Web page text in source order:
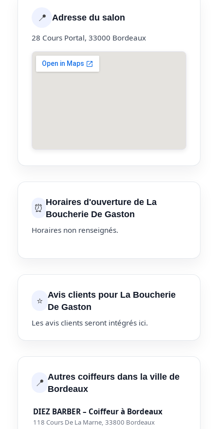
📍 Adresse du salon
28 Cours Portal, 33000 Bordeaux
⏰ Horaires d'ouverture de La
Boucherie De Gaston
Horaires non renseignés.
⭐ Avis clients pour La Boucherie
De Gaston
Les avis clients seront intégrés ici.
📍 Autres coiffeurs dans la ville de
Bordeaux
DIEZ BARBER – Coiffeur à Bordeaux
118 Cours De La Marne, 33800 Bordeaux